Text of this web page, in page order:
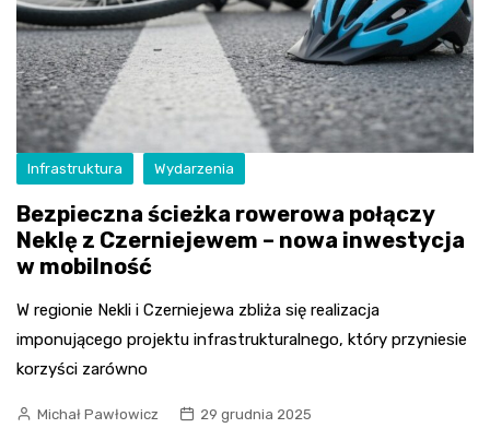
Infrastruktura Wydarzenia
Bezpieczna ścieżka rowerowa połączy
Neklę z Czerniejewem – nowa inwestycja
w mobilność
W regionie Nekli i Czerniejewa zbliża się realizacja
imponującego projektu infrastrukturalnego, który przyniesie
korzyści zarówno
Michał Pawłowicz 29 grudnia 2025